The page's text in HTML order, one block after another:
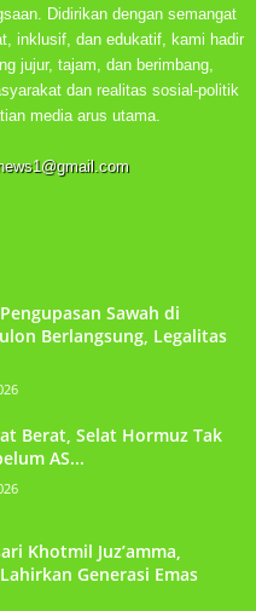
Didirikan dengan semangat
inklusif, dan edukatif, kami hadir
jujur, tajam, dan berimbang,
dan realitas sosial-politik
media arus utama.
Sawah di
Berlangsung, Legalitas
Berat, Selat Hormuz Tak
AS...
Khotmil Juz’amma,
Generasi Emas